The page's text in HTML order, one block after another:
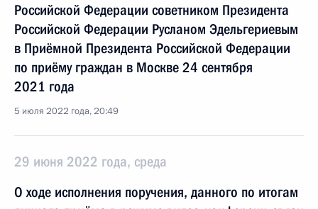
Российской Федерации советником Президента
Российской Федерации Русланом Эдельгериевым
в Приёмной Президента Российской Федерации
по приёму граждан в Москве 24 сентября
2021 года
5 июля 2022 года, 20:49
29 июня 2022 года, среда
О ходе исполнения поручения, данного по итогам